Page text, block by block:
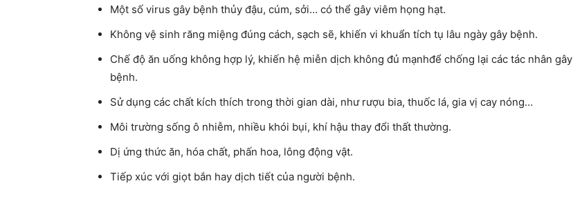
Một số virus gây bệnh thủy đậu, cúm, sởi… có thể gây viêm họng hạt.
Không vệ sinh răng miệng đúng cách, sạch sẽ, khiến vi khuẩn tích tụ lâu ngày gây bệnh.
Chế độ ăn uống không hợp lý, khiến hệ miễn dịch không đủ mạnhđể chống lại các tác nhân gây
bệnh.
Sử dụng các chất kích thích trong thời gian dài, như rượu bia, thuốc lá, gia vị cay nóng…
Môi trường sống ô nhiễm, nhiều khói bụi, khí hậu thay đổi thất thường.
Dị ứng thức ăn, hóa chất, phấn hoa, lông động vật.
Tiếp xúc với giọt bắn hay dịch tiết của người bệnh.